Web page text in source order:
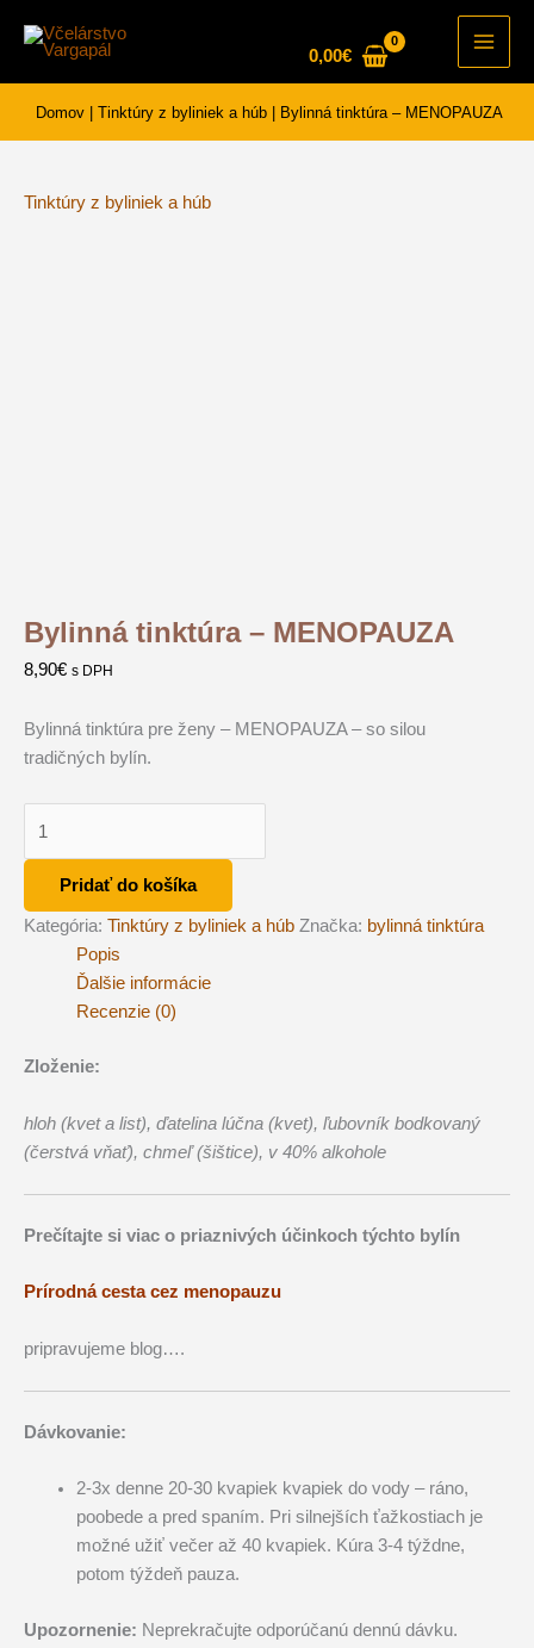
0,00€
Main
Domov Tinktúry z byliniek a húb Bylinná tinktúra – MENOPAUZA
Tinktúry z byliniek a húb
Bylinná tinktúra – MENOPAUZA
8,90€ s DPH
Bylinná tinktúra pre ženy – MENOPAUZA – so silou
tradičných bylín.
Bylinná
MENOPAUZA
Pridať do košíka
Kategória: Tinktúry z byliniek a húb Značka: bylinná tinktúra
Popis
Ďalšie informácie
Recenzie (0)
Zloženie:
hloh (kvet a list), ďatelina lúčna (kvet), ľubovník bodkovaný
(čerstvá vňať), chmeľ (šištice), v 40% alkohole
Prečítajte si viac o priaznivých účinkoch týchto bylín
Prírodná cesta cez menopauzu
pripravujeme blog….
Dávkovanie:
2-3x denne 20-30 kvapiek kvapiek do vody – ráno,
poobede a pred spaním. Pri silnejších ťažkostiach je
možné užiť večer až 40 kvapiek. Kúra 3-4 týždne,
potom týždeň pauza.
Upozornenie: Neprekračujte odporúčanú dennú dávku.